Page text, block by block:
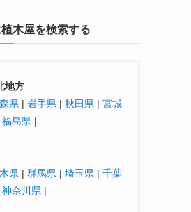
木屋を検索する
地方
県 | 岩手県 | 秋田県 | 宮城
福島県 |
県 | 群馬県 | 埼玉県 | 千葉
神奈川県 |